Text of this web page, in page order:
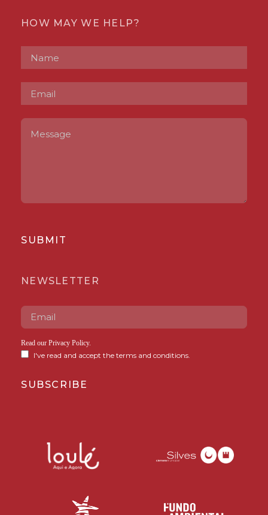
HOW MAY WE HELP?
SUBMIT
NEWSLETTER
Read our Privacy Policy.
I've read and accept the terms and conditions.